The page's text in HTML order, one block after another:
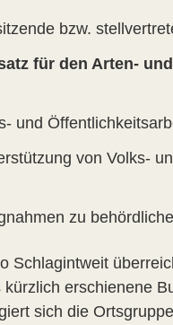
bzw.
für den Arten-
und
von Volks-
zu
Schlagintweit
erschienene
sich die